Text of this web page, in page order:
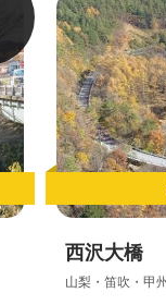
西沢大橋
山梨・笛吹・甲